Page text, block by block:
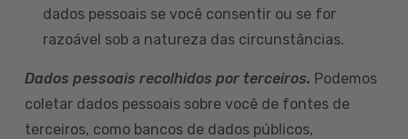
dados pessoais se você consentir ou se for
razoável sob a natureza das circunstâncias.
Dados pessoais recolhidos por terceiros. Podemos
coletar dados pessoais sobre você de fontes de
terceiros, como bancos de dados públicos,